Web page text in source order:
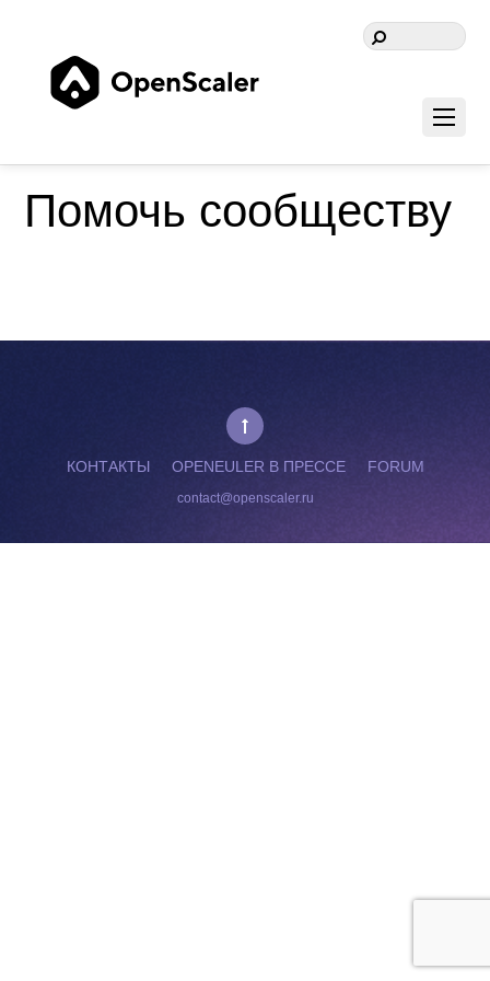
Помочь сообществу
КОНТАКТЫ OPENEULER В ПРЕССЕ FORUM
contact@openscaler.ru